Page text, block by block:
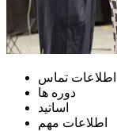
اطلاعات تماس
دوره ها
اساتید
اطلاعات مهم